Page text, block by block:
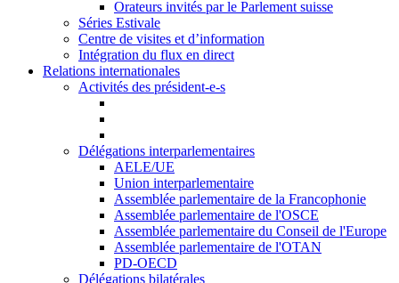
Orateurs invités par le Parlement suisse
Séries Estivale
Centre de visites et d’information
Intégration du flux en direct
Relations internationales
Activités des président-e-s
Délégations interparlementaires
AELE/UE
Union interparlementaire
Assemblée parlementaire de la Francophonie
Assemblée parlementaire de l'OSCE
Assemblée parlementaire du Conseil de l'Europe
Assemblée parlementaire de l'OTAN
PD-OECD
Délégations bilatérales